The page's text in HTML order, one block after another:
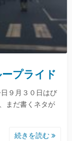
プライド
９月３０日はび
まだ書くネタが
続きを読む